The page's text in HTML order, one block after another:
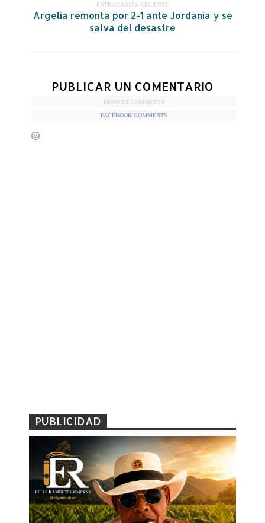
ENTRADA MÁS RECIENTE
Argelia remonta por 2-1 ante Jordania y se
salva del desastre
PUBLICAR UN COMENTARIO
DEFAULT COMMENTS
FACEBOOK COMMENTS
PUBLICIDAD